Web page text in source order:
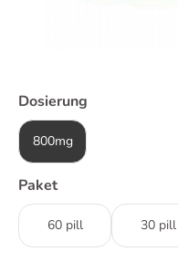
Dosierung
800mg
Paket
60 pill 30 pill